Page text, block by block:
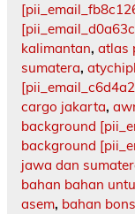
kalimantan, atlas
sumatera,
cargo jakarta,
background
background
jawa dan
bahan bahan
asem, bahan